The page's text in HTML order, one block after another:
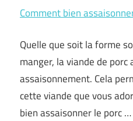
Comment bien
Quelle que soit la forme
manger, la viande de porc
assaisonnement. Cela
cette viande que vous
bien assaisonner le porc …